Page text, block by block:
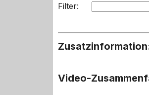
Filter:
Video-